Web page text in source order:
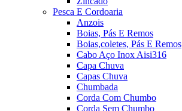
Pesca E Cordoaria
Anzois
Boias, Pás E Remos
Boias,coletes, Pás E Remos
Cabo Aço Inox Aisi316
Capa Chuva
Capas Chuva
Chumbada
Corda Com Chumbo
Corda Sem Chumbo